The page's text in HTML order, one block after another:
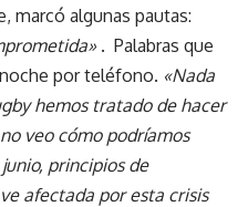
marcó algunas pautas:
. Palabras que
por teléfono. «Nada
hemos tratado de hacer
veo cómo podríamos
principios de
afectada por esta crisis